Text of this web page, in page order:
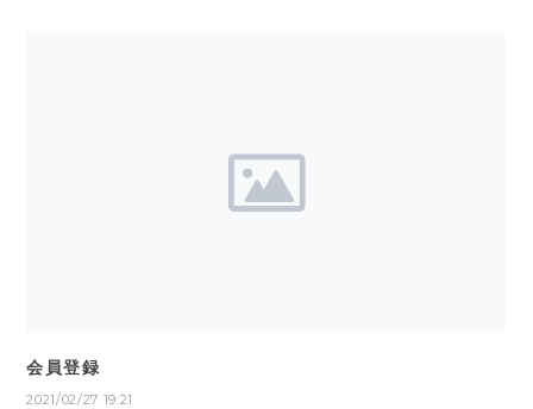
会員登録
2021/02/27 19:21